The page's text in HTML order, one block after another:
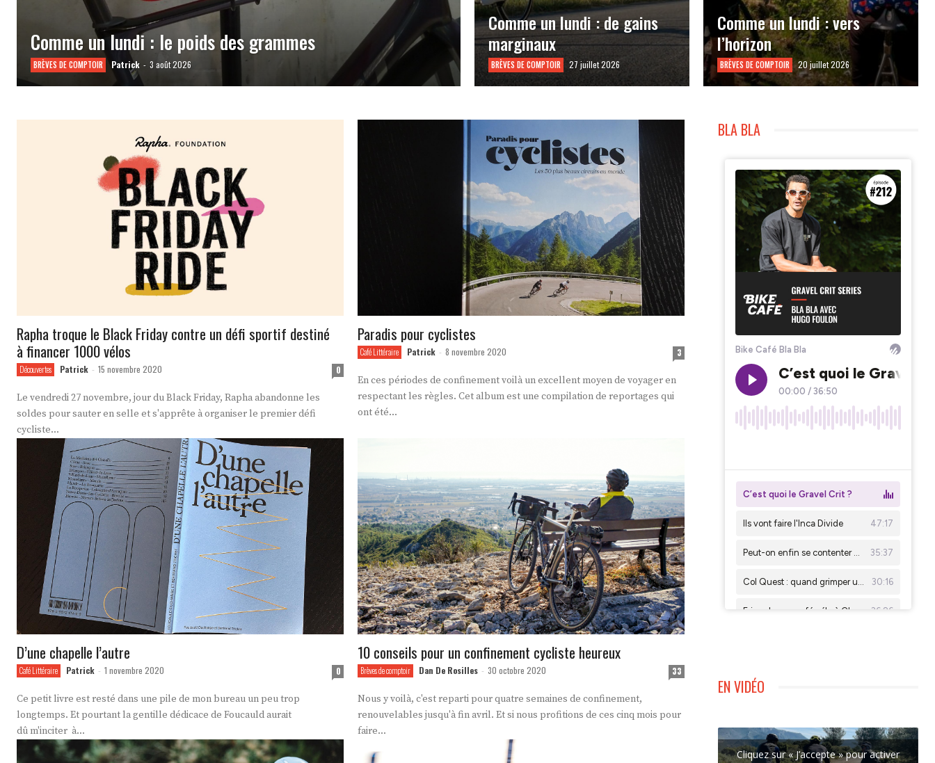
Comme un lundi : le poids des grammes
BRÈVES DE COMPTOIR Patrick - 3 août 2026
Comme un lundi : de gains
marginaux
BRÈVES DE COMPTOIR 27 juillet 2026
Comme un lundi : vers
l’horizon
BRÈVES DE COMPTOIR 20 juillet 2026
Rapha troque le Black Friday contre un défi sportif destiné
à financer 1000 vélos
Découvertes Patrick - 15 novembre 2020 0
Le vendredi 27 novembre, jour du Black Friday, Rapha abandonne les
soldes pour sauter en selle et s'apprête à organiser le premier défi
cycliste...
Paradis pour cyclistes
Café Littéraire Patrick - 8 novembre 2020 3
En ces périodes de confinement voilà un excellent moyen de voyager en
respectant les règles. Cet album est une compilation de reportages qui
ont été...
D’une chapelle l’autre
Café Littéraire Patrick - 1 novembre 2020 0
Ce petit livre est resté dans une pile de mon bureau un peu trop
longtemps. Et pourtant la gentille dédicace de Foucauld aurait
dû m'inciter à...
10 conseils pour un confinement cycliste heureux
Brèves de comptoir Dan De Rosilles - 30 octobre 2020 33
Nous y voilà, c'est reparti pour quatre semaines de confinement,
renouvelables jusqu'à fin avril. Et si nous profitions de ces cinq mois pour
faire...
BLA BLA
EN VIDÉO
Cliquez sur « J’accepte » pour activer